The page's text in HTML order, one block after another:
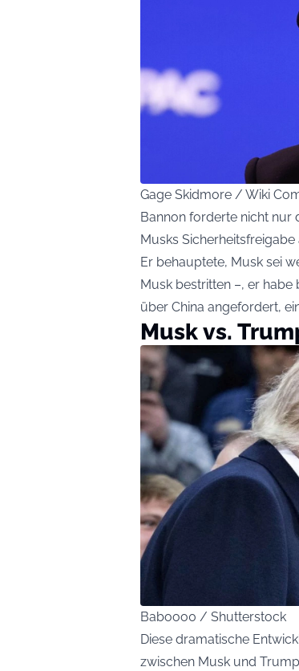
Gage Skidmore / Wiki
Bannon forderte nicht nur
Musks Sicherheitsfreigabe
Er behauptete, Musk sei
Musk bestritten –, er
über China angefordert,
Musk vs.
Babooo0 / Shutterstock
Diese dramatische
zwischen Musk und